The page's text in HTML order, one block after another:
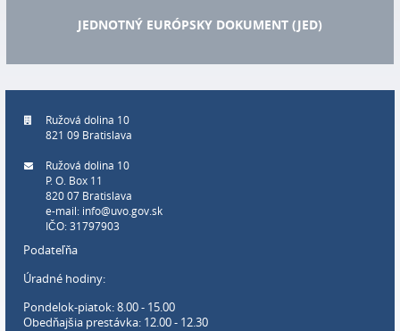
JEDNOTNÝ EURÓPSKY DOKUMENT (JED)
Ružová dolina 10
821 09 Bratislava
Ružová dolina 10
P. O. Box 11
820 07 Bratislava
e-mail: info@uvo.gov.sk
IČO: 31797903
Podateľňa
Úradné hodiny:
Pondelok-piatok: 8.00 - 15.00
Obedňajšia prestávka: 12.00 - 12.30